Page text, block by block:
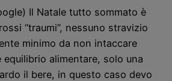
Il Natale tutto sommato è
“traumi”, nessuno stravizio
minimo da non intaccare
alimentare, solo una
il bere, in questo caso devo